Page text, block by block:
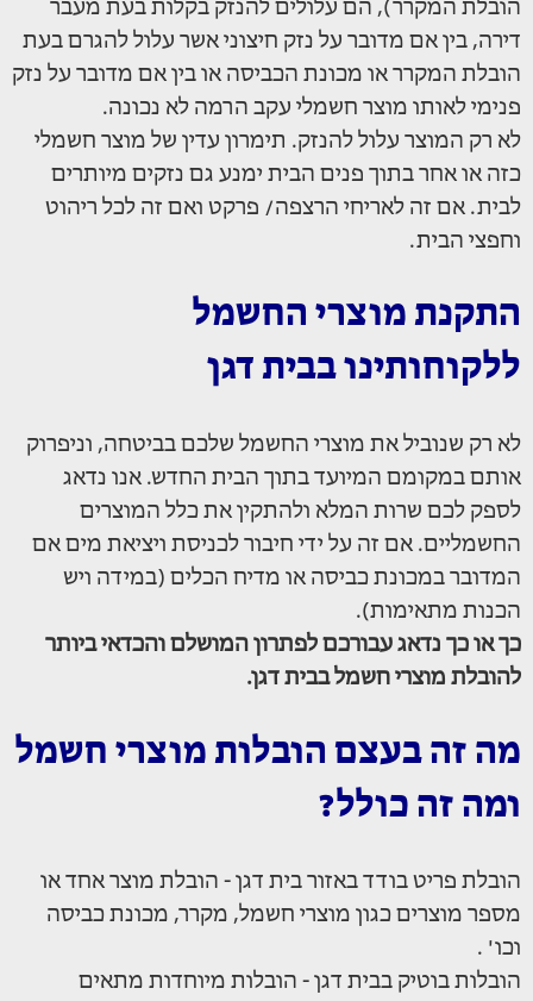
הובלת המקרר), הם עלולים להנזק בקלות בעת מעבר
דירה, בין אם מדובר על נזק חיצוני אשר עלול להגרם בעת
הובלת המקרר או מכונת הכביסה או בין אם מדובר על נזק
פנימי לאותו מוצר חשמלי עקב הרמה לא נכונה.
לא רק המוצר עלול להנזק. תימרון עדין של מוצר חשמלי
כזה או אחר בתוך פנים הבית ימנע גם נזקים מיותרים
לבית. אם זה לאריחי הרצפה/ פרקט ואם זה לכל ריהוט
וחפצי הבית.
התקנת מוצרי החשמל
ללקוחותינו בבית דגן
לא רק שנוביל את מוצרי החשמל שלכם בביטחה, וניפרוק
אותם במקומם המיועד בתוך הבית החדש. אנו נדאג
לספק לכם שרות המלא ולהתקין את כלל המוצרים
החשמליים. אם זה על ידי חיבור לכניסת ויציאת מים אם
המדובר במכונת כביסה או מדיח הכלים (במידה ויש
הכנות מתאימות).
כך או כך נדאג עבורכם לפתרון המושלם והכדאי ביותר
להובלת מוצרי חשמל בבית דגן.
מה זה בעצם הובלות מוצרי חשמל
ומה זה כולל?
הובלת פריט בודד באזור בית דגן - הובלת מוצר אחד או
מספר מוצרים כגון מוצרי חשמל, מקרר, מכונת כביסה
וכו' .
הובלות בוטיק בבית דגן - הובלות מיוחדות מתאים